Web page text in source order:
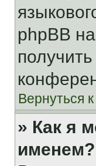
phpBB
Вернуться
» Как я
именем?